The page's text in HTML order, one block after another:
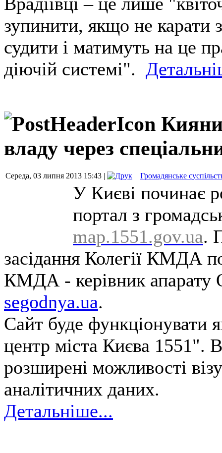
зупинити, якщо не карати
судити і матимуть на це
діючій системі".
владу через
Середа, 03 липня 2013 15:43 | Громадянське
У Києві починає
портал з
map.1551.gov.ua.
засідання Колегії КМДА
КМДА - керівник апарату
segodnya.ua.
Сайт буде функціонувати
центр міста Києва 1551".
розширені можливості
аналітичних даних.
Детальніше...